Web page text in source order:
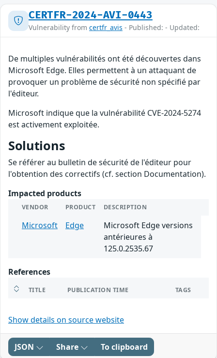
CERTFR-2024-AVI-0443
Vulnerability from certfr_avis - Published: - Updated:
De multiples vulnérabilités ont été découvertes dans
Microsoft Edge. Elles permettent à un attaquant de
provoquer un problème de sécurité non spécifié par
l'éditeur.
Microsoft indique que la vulnérabilité CVE-2024-5274
est activement exploitée.
Solutions
Se référer au bulletin de sécurité de l'éditeur pour
l'obtention des correctifs (cf. section Documentation).
Impacted products
VENDOR PRODUCT DESCRIPTION
Microsoft Edge
Microsoft Edge versions
antérieures à
125.0.2535.67
References
TITLE PUBLICATION TIME TAGS
Show details on source website
JSON Share To clipboard